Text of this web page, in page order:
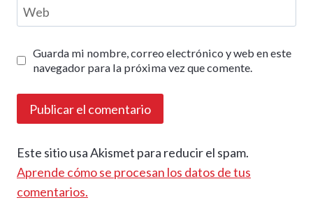
Web
Guarda mi nombre, correo electrónico y web en este
navegador para la próxima vez que comente.
Este sitio usa Akismet para reducir el spam.
Aprende cómo se procesan los datos de tus
comentarios.